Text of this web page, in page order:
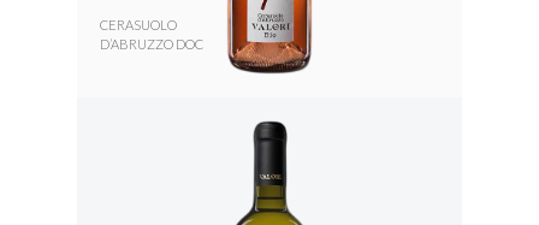
CERASUOLO
D’ABRUZZO DOC